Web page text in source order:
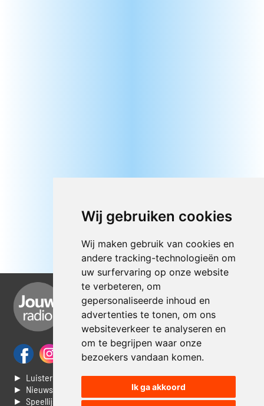
Wij gebruiken cookies
Wij maken gebruik van cookies en
andere tracking-technologieën om
uw surfervaring op onze website
te verbeteren, om
gepersonaliseerde inhoud en
advertenties te tonen, om ons
websiteverkeer te analyseren en
om te begrijpen waar onze
bezoekers vandaan komen.
Ik ga akkoord
► Luisteren naar Jouwradio
► Nieuws
► Speellijst